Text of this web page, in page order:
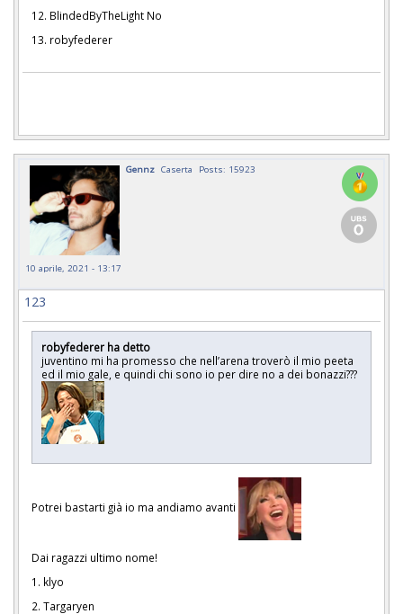
12. BlindedByTheLight No
13. robyfederer
Gennz Caserta Posts: 15923
10 aprile, 2021 - 13:17
123
robyfederer ha detto
juventino mi ha promesso che nell’arena troverò il mio peeta
ed il mio gale, e quindi chi sono io per dire no a dei bonazzi???
Potrei bastarti già io ma andiamo avanti
Dai ragazzi ultimo nome!
1. klyo
2. Targaryen